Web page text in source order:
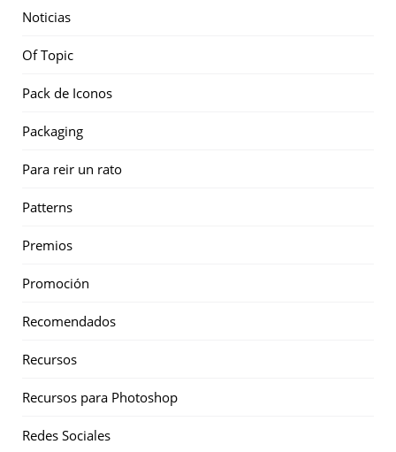
Noticias
Of Topic
Pack de Iconos
Packaging
Para reir un rato
Patterns
Premios
Promoción
Recomendados
Recursos
Recursos para Photoshop
Redes Sociales